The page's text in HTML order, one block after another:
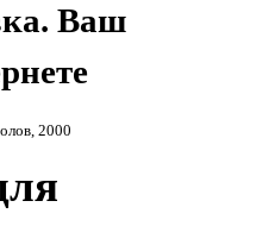
Ваш
2000